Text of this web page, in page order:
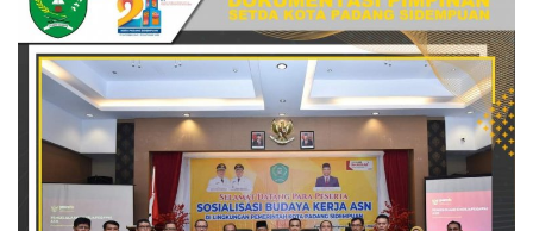
SEJARAH
DOKUMENTASI
VISI MISI